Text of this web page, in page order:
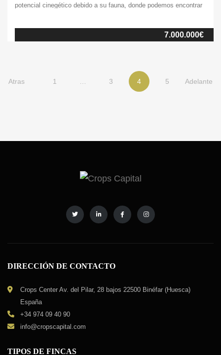
potencial cinegético debido a su fauna, donde podemos encontrar
crían y venden a otros cotos. Dentro del perímetro, encontramos
zona de bosque de dehesa, idónea y rica para la fauna.
principal, construido todo en una planta baja y con […]
7.000.000€
Atras 1 3 4 5 Adelante
DIRECCIÓN DE CONTACTO
Crops Center Av. del Pilar, 28 bajos 22500 Binéfar (Huesca)
España
+34 974 09 40 90
info@cropscapital.com
TIPOS DE FINCAS